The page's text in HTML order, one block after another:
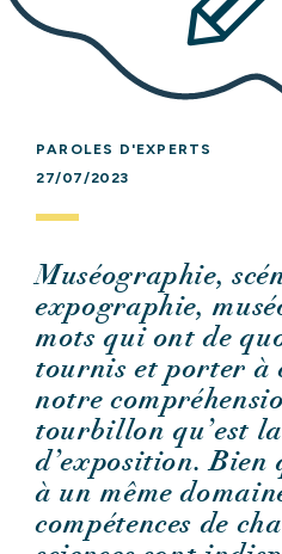
PAROLES D'EXPERTS
27/07/2023
Muséographie,
expographie,
mots qui ont de
tournis et porter à
notre
tourbillon qu’est
d’exposition. Bien
à un même
compétences de